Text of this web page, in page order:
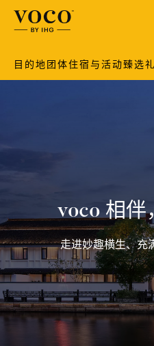
目的地 团体住宿与活动臻选
voco 相伴
走进妙趣横生、充